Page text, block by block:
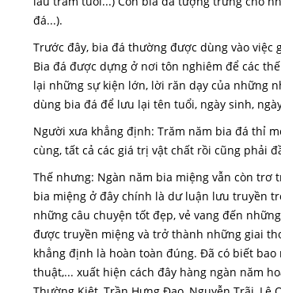
đá...).
Trước đây, bia đá thường được dùng vào việc
Bia đá được dựng ở nơi tôn nghiêm để các
lại những sự kiện lớn, lời răn dạy của những
dùng bia đá để lưu lại tên tuổi, ngày sinh,
Người xưa khẳng định: Trăm năm bia đá thỉ
cùng, tất cả các giá trị vật chất rồi cũng phải
Thế nhưng: Ngàn năm bia miệng vẫn còn trơ
bia miệng ở đây chính là dư luận lưu truyền
những câu chuyện tốt đẹp, vẻ vang đến
được truyền miệng và trở thành những giai
khẳng định là hoàn toàn đúng. Đã có biết
thuật,... xuất hiện cách đây hàng ngàn năm